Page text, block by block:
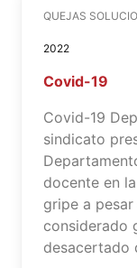
QUEJAS
2022
Covid-19
Covid-19
sindicato
docente en
gripe a
considerado
desacertado